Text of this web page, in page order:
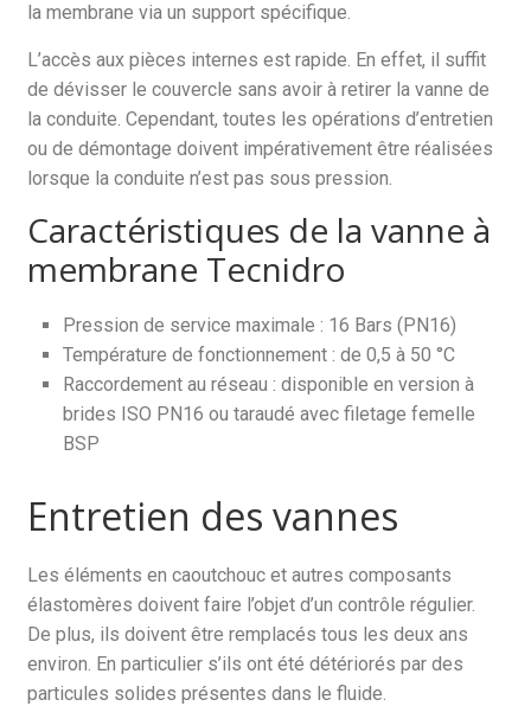
la membrane via un support spécifique.
L’accès aux pièces internes est rapide. En effet, il suffit
de dévisser le couvercle sans avoir à retirer la vanne de
la conduite. Cependant, toutes les opérations d’entretien
ou de démontage doivent impérativement être réalisées
lorsque la conduite n’est pas sous pression.
Caractéristiques de la vanne à
membrane Tecnidro
Pression de service maximale : 16 Bars (PN16)
Température de fonctionnement : de 0,5 à 50 °C
Raccordement au réseau : disponible en version à
brides ISO PN16 ou taraudé avec filetage femelle
BSP
Entretien des vannes
Les éléments en caoutchouc et autres composants
élastomères doivent faire l’objet d’un contrôle régulier.
De plus, ils doivent être remplacés tous les deux ans
environ. En particulier s’ils ont été détériorés par des
particules solides présentes dans le fluide.